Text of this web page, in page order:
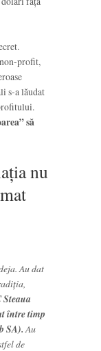
non-profit,
s-a lăudat
să
nu
Au dat
între timp
SA). Au
de